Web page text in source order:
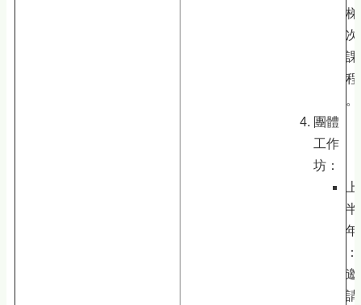
梯
次
課
程
。
團體
工作
坊：
上
半
年
：
邀
請